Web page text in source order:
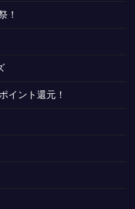
！
イント還元！